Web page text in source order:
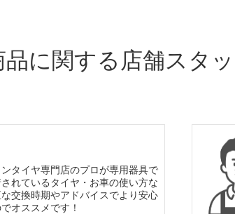
品に関する店舗スタ
タイヤ専門店のプロが専用器具で
れているタイヤ・お車の使い方な
交換時期やアドバイスでより安心
オススメです！